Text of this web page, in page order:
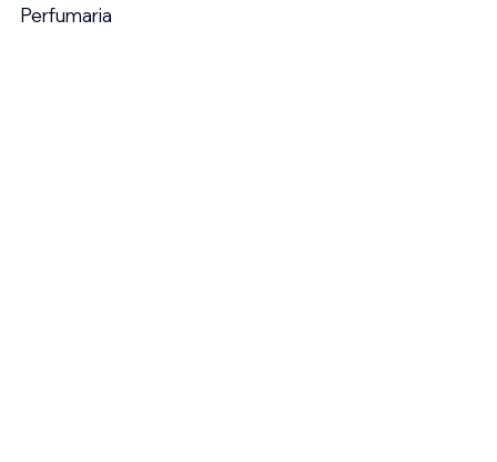
Perfumaria